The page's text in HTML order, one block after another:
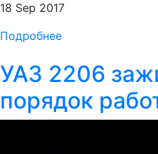
18 Sep 2017
Подробнее
УАЗ 2206
порядок